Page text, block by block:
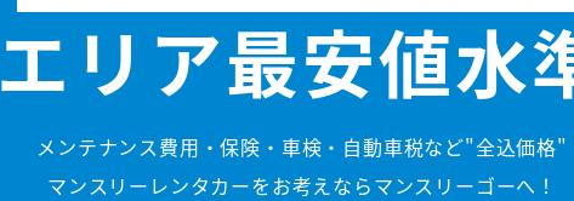
エリア最安値水
メンテナンス費用・保険・車検・自動車税など"全込価格"
マンスリーレンタカーをお考えならマンスリーゴーへ！